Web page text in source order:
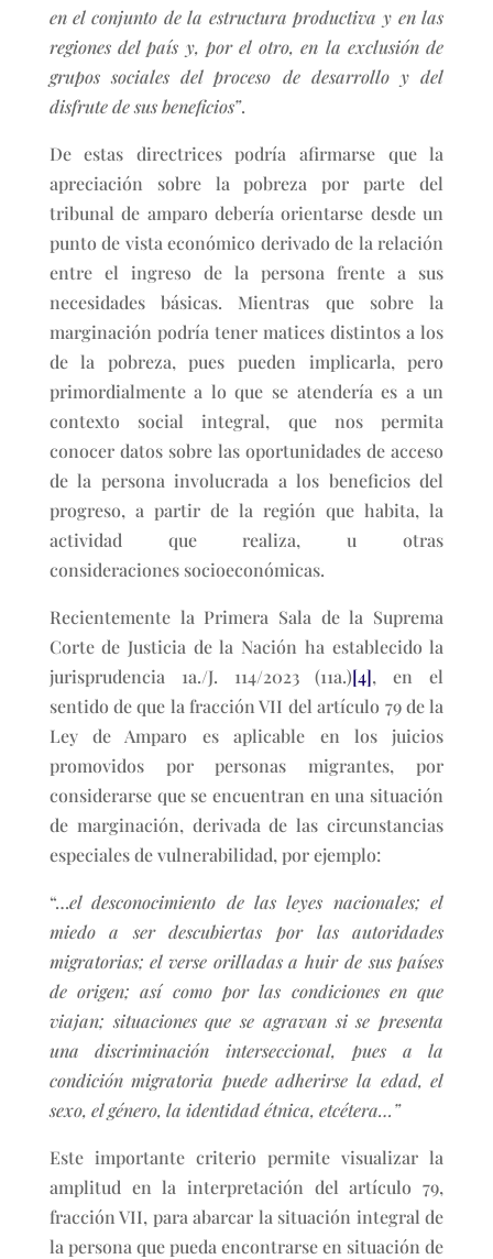
en el conjunto de la estructura productiva y en las
regiones del país y, por el otro, en la exclusión de
grupos sociales del proceso de desarrollo y del
disfrute de sus beneficios”.
De estas directrices podría afirmarse que la
apreciación sobre la pobreza por parte del
tribunal de amparo debería orientarse desde un
punto de vista económico derivado de la relación
entre el ingreso de la persona frente a sus
necesidades básicas. Mientras que sobre la
marginación podría tener matices distintos a los
de la pobreza, pues pueden implicarla, pero
primordialmente a lo que se atendería es a un
contexto social integral, que nos permita
conocer datos sobre las oportunidades de acceso
de la persona involucrada a los beneficios del
progreso, a partir de la región que habita, la
actividad que realiza, u otras
consideraciones socioeconómicas.
Recientemente la Primera Sala de la Suprema
Corte de Justicia de la Nación ha establecido la
jurisprudencia 1a./J. 114/2023 (11a.)[4], en el
sentido de que la fracción VII del artículo 79 de la
Ley de Amparo es aplicable en los juicios
promovidos por personas migrantes, por
considerarse que se encuentran en una situación
de marginación, derivada de las circunstancias
especiales de vulnerabilidad, por ejemplo:
“…el desconocimiento de las leyes nacionales; el
miedo a ser descubiertas por las autoridades
migratorias; el verse orilladas a huir de sus países
de origen; así como por las condiciones en que
viajan; situaciones que se agravan si se presenta
una discriminación interseccional, pues a la
condición migratoria puede adherirse la edad, el
sexo, el género, la identidad étnica, etcétera…”
Este importante criterio permite visualizar la
amplitud en la interpretación del artículo 79,
fracción VII, para abarcar la situación integral de
la persona que pueda encontrarse en situación de